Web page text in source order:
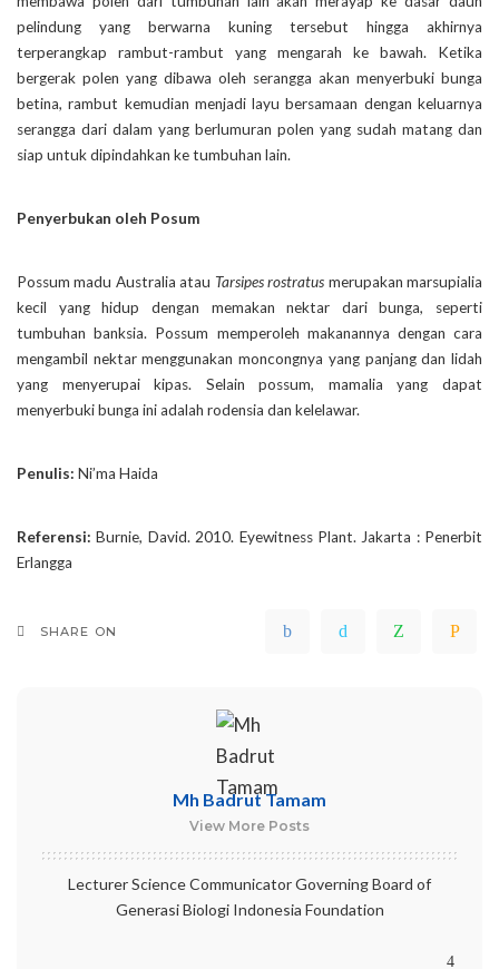
pelindung yang berwarna kuning tersebut hingga akhirnya
terperangkap rambut-rambut yang mengarah ke bawah. Ketika
bergerak polen yang dibawa oleh serangga akan menyerbuki bunga
betina, rambut kemudian menjadi layu bersamaan dengan keluarnya
serangga dari dalam yang berlumuran polen yang sudah matang dan
siap untuk dipindahkan ke tumbuhan lain.
Penyerbukan oleh Posum
Possum madu Australia atau Tarsipes rostratus merupakan marsupialia
kecil yang hidup dengan memakan nektar dari bunga, seperti
tumbuhan banksia. Possum memperoleh makanannya dengan cara
mengambil nektar menggunakan moncongnya yang panjang dan lidah
yang menyerupai kipas. Selain possum, mamalia yang dapat
menyerbuki bunga ini adalah rodensia dan kelelawar.
Penulis: Ni’ma Haida
Referensi: Burnie, David. 2010. Eyewitness Plant. Jakarta : Penerbit
Erlangga
SHARE ON
Mh Badrut Tamam
View More Posts
Lecturer Science Communicator Governing Board of
Generasi Biologi Indonesia Foundation